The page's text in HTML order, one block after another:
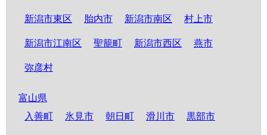
新潟市東区 胎内市 新潟市南区 村上市
新潟市江南区 聖籠町 新潟市西区 燕市
弥彦村
富山県
入善町
氷見市 朝日町 滑川市 黒部市